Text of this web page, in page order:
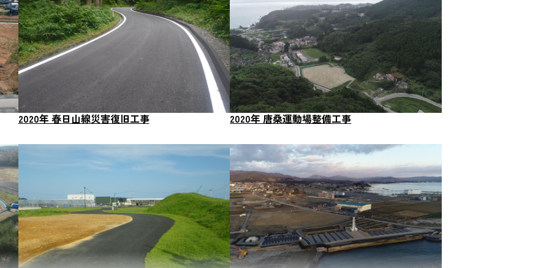
2020年 春日山線災害復旧工事 2020年 唐桑運動場整備工事